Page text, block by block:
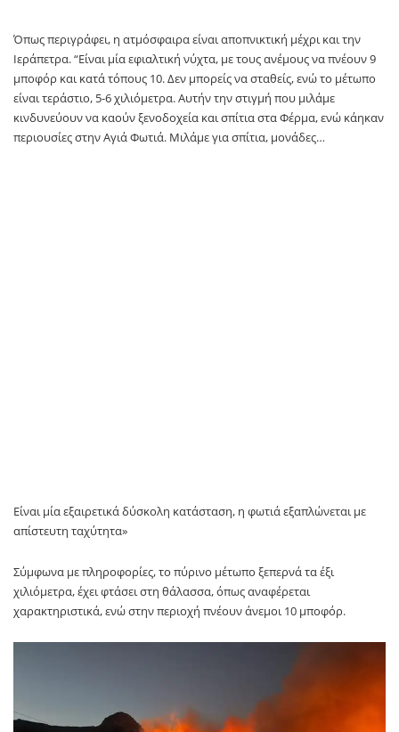
Όπως περιγράφει, η ατμόσφαιρα είναι αποπνικτική μέχρι και την
Ιεράπετρα. “Είναι μία εφιαλτική νύχτα, με τους ανέμους να πνέουν 9
μποφόρ και κατά τόπους 10. Δεν μπορείς να σταθείς, ενώ το μέτωπο
είναι τεράστιο, 5-6 χιλιόμετρα. Αυτήν την στιγμή που μιλάμε
κινδυνεύουν να καούν ξενοδοχεία και σπίτια στα Φέρμα, ενώ κάηκαν
περιουσίες στην Αγιά Φωτιά. Μιλάμε για σπίτια, μονάδες…
Είναι μία εξαιρετικά δύσκολη κατάσταση, η φωτιά εξαπλώνεται με
απίστευτη ταχύτητα»
Σύμφωνα με πληροφορίες, το πύρινο μέτωπο ξεπερνά τα έξι
χιλιόμετρα, έχει φτάσει στη θάλασσα, όπως αναφέρεται
χαρακτηριστικά, ενώ στην περιοχή πνέουν άνεμοι 10 μποφόρ.